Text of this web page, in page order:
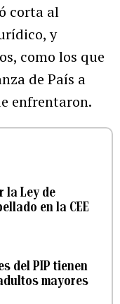
corta al
y
como los que
de País a
enfrentaron.
la Ley de
en la CEE
del PIP tienen
mayores